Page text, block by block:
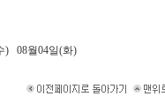
) 08월04일(화)